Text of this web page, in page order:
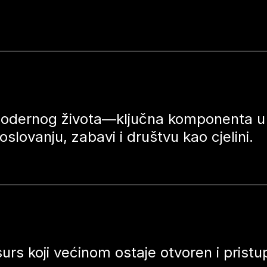
života—ključna komponenta
zabavi i društvu kao cjelini.
koji većinom ostaje otvoren i